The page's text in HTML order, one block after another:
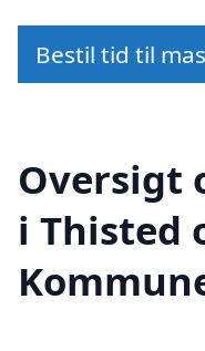
Bestil tid til
Oversigt
i Thisted